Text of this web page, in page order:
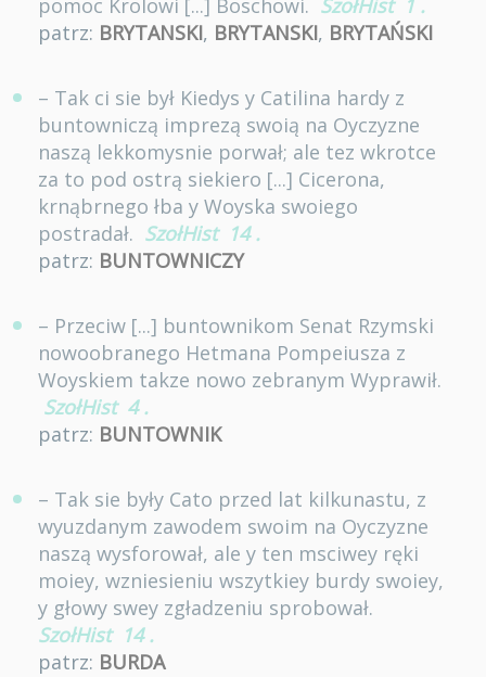
pomoc Krolowi [...] Boschowi. SzołHist 1 .
patrz: BRYTANSKI, BRYTANSKI, BRYTAŃSKI
– Tak ci sie był Kiedys y Catilina hardy z
buntowniczą imprezą swoią na Oyczyzne
naszą lekkomysnie porwał; ale tez wkrotce
za to pod ostrą siekiero [...] Cicerona,
krnąbrnego łba y Woyska swoiego
postradał. SzołHist 14 .
patrz: BUNTOWNICZY
– Przeciw [...] buntownikom Senat Rzymski
nowoobranego Hetmana Pompeiusza z
Woyskiem takze nowo zebranym Wyprawił.
SzołHist 4 .
patrz: BUNTOWNIK
– Tak sie były Cato przed lat kilkunastu, z
wyuzdanym zawodem swoim na Oyczyzne
naszą wysforował, ale y ten msciwey ręki
moiey, wzniesieniu wszytkiey burdy swoiey,
y głowy swey zgładzeniu sprobował.
SzołHist 14 .
patrz: BURDA